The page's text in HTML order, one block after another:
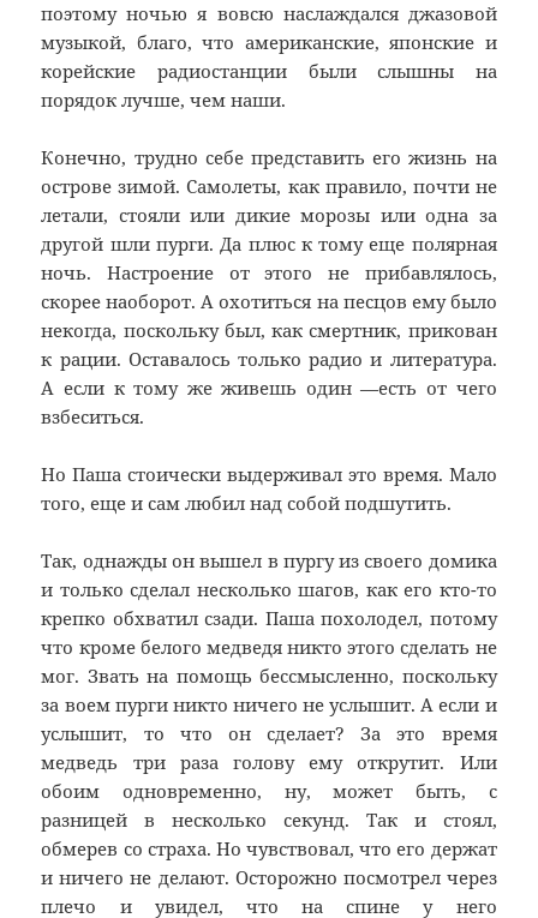
поэтому ночью я вовсю наслаждался джазовой
музыкой, благо, что американские, японские и
корейские радиостанции были слышны на
порядок лучше, чем наши.
Конечно, трудно себе представить его жизнь на
острове зимой. Самолеты, как правило, почти не
летали, стояли или дикие морозы или одна за
другой шли пурги. Да плюс к тому еще полярная
ночь. Настроение от этого не прибавлялось,
скорее наоборот. А охотиться на песцов ему было
некогда, поскольку был, как смертник, прикован
к рации. Оставалось только радио и литература.
А если к тому же живешь один —есть от чего
взбеситься.
Но Паша стоически выдерживал это время. Мало
того, еще и сам любил над собой подшутить.
Так, однажды он вышел в пургу из своего домика
и только сделал несколько шагов, как его кто-то
крепко обхватил сзади. Паша похолодел, потому
что кроме белого медведя никто этого сделать не
мог. Звать на помощь бессмысленно, поскольку
за воем пурги никто ничего не услышит. А если и
услышит, то что он сделает? За это время
медведь три раза голову ему открутит. Или
обоим одновременно, ну, может быть, с
разницей в несколько секунд. Так и стоял,
обмерев со страха. Но чувствовал, что его держат
и ничего не делают. Осторожно посмотрел через
плечо и увидел, что на спине у него